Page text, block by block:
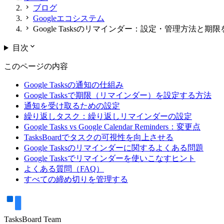
chevron_right ブログ
chevron_right Googleエコシステム
chevron_right Google Tasksのリマインダー：設定・管理方法と期
目次 expand_more
このページの内容
Google Tasksの通知の仕組み
Google Tasksで期限（リマインダー）を設定する方法
通知を受け取るための設定
繰り返しタスク：繰り返しリマインダーの設定
Google Tasks vs Google Calendar Reminders：変更点
TasksBoardでタスクの可視性を向上させる
Google Tasksのリマインダーに関するよくある問題
Google Tasksでリマインダーを使いこなすヒント
よくある質問（FAQ）
すべての締め切りを管理する
TasksBoard Team